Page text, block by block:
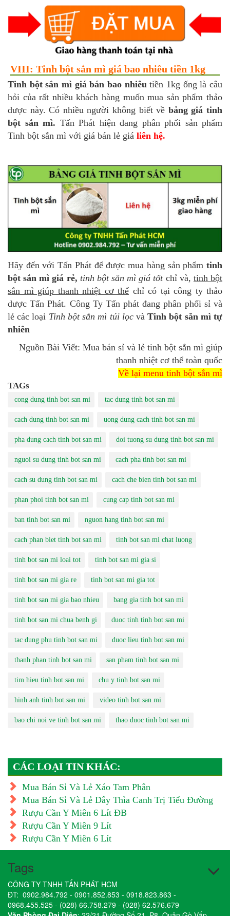
VIII: Tinh bột sắn mì giá bao nhiêu tiền 1kg
Tinh bột sắn mì giá bán bao nhiêu tiền 1kg ống là câu
hỏi của rất nhiều khách hàng muốn mua sản phẩm thảo
dược này. Có nhiều người không biết về bảng giá tinh
bột sắn mì. Tấn Phát hiện đang phân phối sản phẩm
Tinh bột sắn mì với giá bán lẻ giá liên hệ.
Hãy đến với Tấn Phát để được mua hàng sản phẩm tinh
bột sắn mì giá rẻ, tinh bột sắn mì giá tốtchỉ và, tinh bột
sắn mì giúp thanh nhiệt cơ thể chỉ có tại công ty thảo
dược Tấn Phát. Công Ty Tấn phát đang phân phối sỉ và
lẻ các loại Tinh bột sắn mì túi lọcvàTinh bột sắn mì tự
nhiên
Nguồn Bài Viết: Mua bán sỉ và lẻ tinh bột sắn mì giúp
thanh nhiệt cơ thể toàn quốc
Về lại menu tinh bột sắn mì
TAGs
cong dung tinh bot san mi tac dung tinh bot san mi
cach dung tinh bot san mi uong dung cach tinh bot san mi
pha dung cach tinh bot san mi doi tuong su dung tinh bot san mi
nguoi su dung tinh bot san mi cach pha tinh bot san mi
cach su dung tinh bot san mi cach che bien tinh bot san mi
phan phoi tinh bot san mi cung cap tinh bot san mi
ban tinh bot san mi nguon hang tinh bot san mi
cach phan biet tinh bot san mi tinh bot san mi chat luong
tinh bot san mi loai tot tinh bot san mi gia si
tinh bot san mi gia re tinh bot san mi gia tot
tinh bot san mi gia bao nhieu bang gia tinh bot san mi
tinh bot san mi chua benh gi duoc tinh tinh bot san mi
tac dung phu tinh bot san mi duoc lieu tinh bot san mi
thanh phan tinh bot san mi san pham tinh bot san mi
tim hieu tinh bot san mi chu y tinh bot san mi
hinh anh tinh bot san mi video tinh bot san mi
bao chi noi ve tinh bot san mi thao duoc tinh bot san mi
CÁC LOẠI TIN KHÁC:
Mua Bán Sỉ Và Lẻ Xáo Tam Phân
Mua Bán Sỉ Và Lẻ Dây Thìa Canh Trị Tiểu Đường
Rượu Cần Y Miên 6 Lít ĐB
Rượu Cần Y Miên 9 Lít
Rượu Cần Y Miên 6 Lít
Tags
CÔNG TY TNHH TẤN PHÁT HCM
ĐT: 0902.984.792 - 0901.852.853 - 0918.823.863 -
0968.455.525 - (028) 66.758.279 - (028) 62.576.679